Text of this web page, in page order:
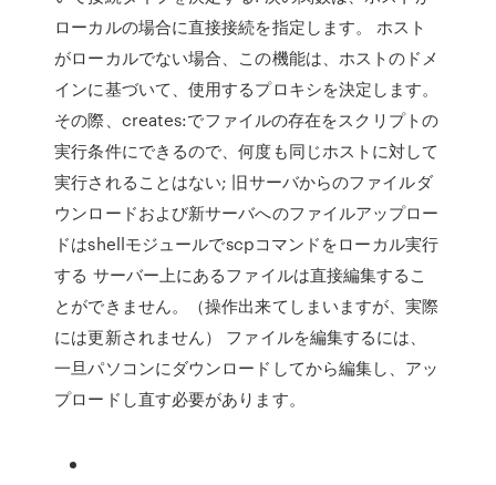
ローカルの場合に直接接続を指定します。 ホスト
がローカルでない場合、この機能は、ホストのドメ
インに基づいて、使用するプロキシを決定します。
その際、creates:でファイルの存在をスクリプトの
実行条件にできるので、何度も同じホストに対して
実行されることはない; 旧サーバからのファイルダ
ウンロードおよび新サーバへのファイルアップロー
ドはshellモジュールでscpコマンドをローカル実行
する サーバー上にあるファイルは直接編集するこ
とができません。（操作出来てしまいますが、実際
には更新されません） ファイルを編集するには、
一旦パソコンにダウンロードしてから編集し、アッ
プロードし直す必要があります。